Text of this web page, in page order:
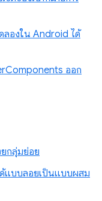
ลองใน Android ได้
ออก
กลุ่มย่อย
ด้แบบลอยเป็นแบบผสม